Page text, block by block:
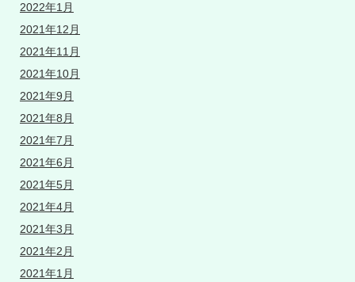
2022年1月
2021年12月
2021年11月
2021年10月
2021年9月
2021年8月
2021年7月
2021年6月
2021年5月
2021年4月
2021年3月
2021年2月
2021年1月